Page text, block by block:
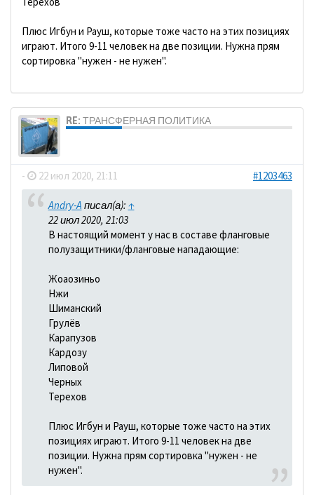
Плюс Игбун и Рауш, которые тоже часто на этих позициях
играют. Итого 9-11 человек на две позиции. Нужна прям
сортировка "нужен - не нужен".
RE: ТРАНСФЕРНАЯ ПОЛИТИКА
- 22 июл 2020, 21:11 #1203463
Andry-A писал(а): ↑
22 июл 2020, 21:03
В настоящий момент у нас в составе фланговые
полузащитники/фланговые нападающие:
Жоаозиньо
Нжи
Шиманский
Грулёв
Карапузов
Кардозу
Липовой
Черных
Терехов
Плюс Игбун и Рауш, которые тоже часто на этих
позициях играют. Итого 9-11 человек на две
позиции. Нужна прям сортировка "нужен - не
нужен".